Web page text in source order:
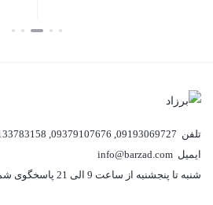
تلفن 09193069727
,
09379107676
,
ایمیل info@barzad.com
شنبه تا پنجشنبه از ساعت 9 الی 21 پاسخگوی شما هستیم.